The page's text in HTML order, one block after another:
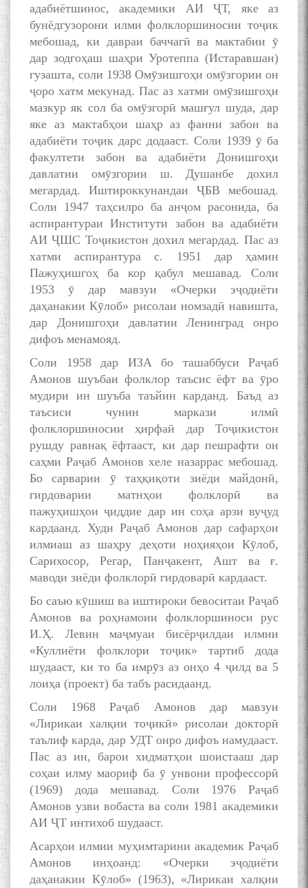
адабиётшинос, академики АИ ҶТ, яке аз
бунёдгузорони илми фолклоршиносии тоҷик
мебошад, ки давраи баччагӣ ва мактабии ӯ
дар зодгоҳаш шаҳри Уротеппа (Истаравшан)
гузашта, соли 1938 Омӯзишгоҳи омӯзгории он
ҷоро хатм мекунад. Пас аз хатми омӯзишгоҳи
мазкур як сол ба омӯзгорӣ машғул шуда, дар
яке аз мактабҳои шаҳр аз фанни забон ва
адабиёти тоҷик дарс додааст. Соли 1939 ӯ ба
факултети забон ва адабиёти Донишгоҳи
давлатии омӯзгории ш. Душанбе дохил
мегардад. Иштироккунандаи ҶБВ мебошад.
Соли 1947 таҳсилро ба анҷом расонида, ба
аспирантураи Институти забон ва адабиёти
АИ ҶШС Тоҷикистон дохил мегардад. Пас аз
хатми аспирантура с. 1951 дар ҳамин
Пажуҳишгоҳ ба кор қабул мешавад. Соли
1953 ӯ дар мавзуи «Очерки эҷодиёти
даҳанакии Кӯлоб» рисолаи номзадӣ навишта,
дар Донишгоҳи давлатии Ленинград онро
дифоъ менамояд.
Соли 1958 дар ИЗА бо ташаббуси Раҷаб
Амонов шуъбаи фолклор таъсис ёфт ва ӯро
мудири ин шуъба таъйин карданд. Баъд аз
таъсиси чунин маркази илмӣ
фолклоршиносии ҳирфаӣ дар Тоҷикистон
рушду равнақ ёфтааст, ки дар пешрафти он
саҳми Раҷаб Амонов хеле назаррас мебошад.
Бо сарварии ӯ таҳқиқоти зиёди майдонӣ,
гирдоварии матнҳои фолклорӣ ва
пажуҳишҳои ҷиддие дар ин соҳа арзи вуҷуд
кардаанд. Худи Раҷаб Амонов дар сафарҳои
илмиаш аз шаҳру деҳоти ноҳияҳои Кӯлоб,
Сарихосор, Регар, Панҷакент, Ашт ва ғ.
маводи зиёди фолклорӣ гирдоварӣ кардааст.
Бо саъю кӯшиш ва иштироки бевоситаи Раҷаб
Амонов ва роҳнамоии фолклоршиноси рус
И.Ҳ. Левин маҷмуаи бисёрҷилдаи илмии
«Куллиёти фолклори тоҷик» тартиб дода
шудааст, ки то ба имрӯз аз онҳо 4 ҷилд ва 5
лоиҳа (проект) ба табъ расидаанд.
Соли 1968 Раҷаб Амонов дар мавзуи
«Лирикаи халқии тоҷикӣ» рисолаи докторӣ
таълиф карда, дар УДТ онро дифоъ намудааст.
Пас аз ин, барои хидматҳои шоистааш дар
соҳаи илму маориф ба ӯ унвони профессорӣ
(1969) дода мешавад. Соли 1976 Раҷаб
Амонов узви вобаста ва соли 1981 академики
АИ ҶТ интихоб шудааст.
Асарҳои илмии муҳимтарини академик Раҷаб
Амонов инҳоанд: «Очерки эҷодиёти
даҳанакии Кӯлоб» (1963), «Лирикаи халқии